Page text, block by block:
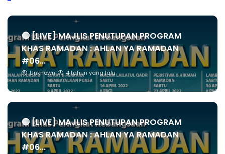
🔴 [LIVE] MAJLIS PENUTUPAN PROGRAM
KHAS RAMADAN : AHLAN YA RAMADAN
#06...
Unknown 4 tahun yang lalu
🔴 [LIVE] MAJLIS PENUTUPAN PROGRAM
KHAS RAMADAN : AHLAN YA RAMADAN
#06...